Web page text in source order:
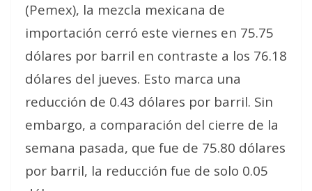
(Pemex), la mezcla mexicana de
importación cerró este viernes en 75.75
dólares por barril en contraste a los 76.18
dólares del jueves. Esto marca una
reducción de 0.43 dólares por barril. Sin
embargo, a comparación del cierre de la
semana pasada, que fue de 75.80 dólares
por barril, la reducción fue de solo 0.05